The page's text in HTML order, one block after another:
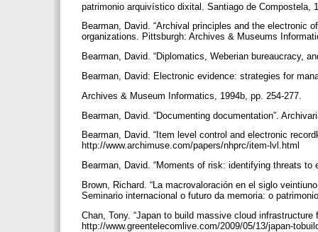
patrimonio arquivístico dixital. Santiago de Compostela,
Bearman, David. “Archival principles and the electronic
organizations. Pittsburgh: Archives & Museums
Bearman, David. “Diplomatics, Weberian bureaucracy,
Bearman, David: Electronic evidence: strategies for
Archives & Museum Informatics, 1994b, pp. 254-277.
Bearman, David. “Documenting documentation”.
Bearman, David. “Item level control and electronic
http://www.archimuse.com/papers/nhprc/item-lvl.html
Bearman, David. “Moments of risk: identifying threats
Brown, Richard. “La macrovaloración en el siglo
Seminario internacional o futuro da memoria: o
Chan, Tony. “Japan to build massive cloud
http://www.greentelecomlive.com/2009/05/13/japan-